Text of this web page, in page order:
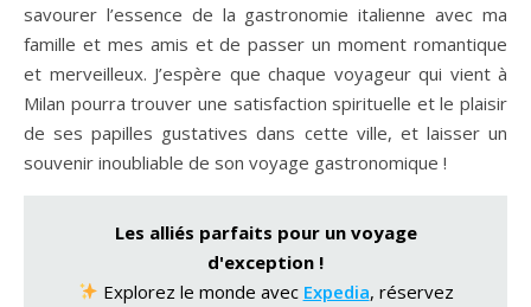
savourer l’essence de la gastronomie italienne avec ma
famille et mes amis et de passer un moment romantique
et merveilleux. J’espère que chaque voyageur qui vient à
Milan pourra trouver une satisfaction spirituelle et le plaisir
de ses papilles gustatives dans cette ville, et laisser un
souvenir inoubliable de son voyage gastronomique !
Les alliés parfaits pour un voyage
d'exception !
Explorez le monde avec Expedia, réservez